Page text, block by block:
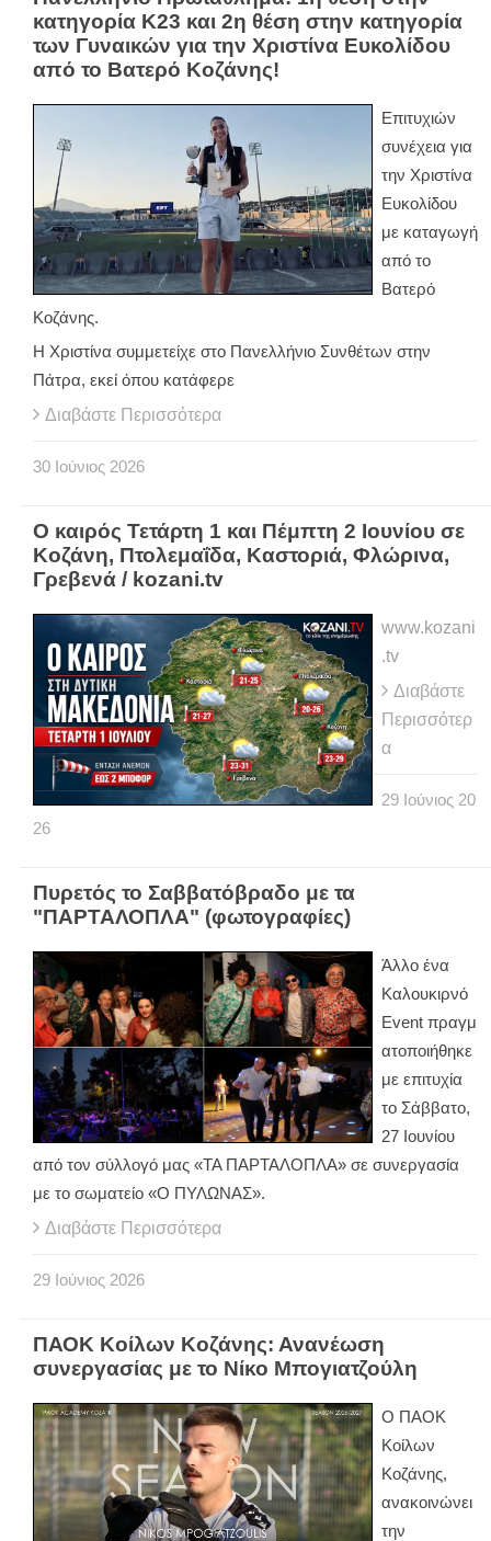
κατηγορία Κ23 και 2η θέση στην κατηγορία
των Γυναικών για την Χριστίνα Ευκολίδου
από το Βατερό Κοζάνης!
Επιτυχιών
συνέχεια για
την Χριστίνα
Ευκολίδου
με καταγωγή
από το
Βατερό
Κοζάνης.
Η Χριστίνα συμμετείχε στο Πανελλήνιο Συνθέτων στην
Πάτρα, εκεί όπου κατάφερε
Διαβάστε Περισσότερα
30 Ιούνιος 2026
Ο καιρός Τετάρτη 1 και Πέμπτη 2 Ιουνίου σε
Κοζάνη, Πτολεμαΐδα, Καστοριά, Φλώρινα,
Γρεβενά / kozani.tv
www.kozani
.tv
Διαβάστε
Περισσότερ
α
29 Ιούνιος 20
26
Πυρετός το Σαββατόβραδο με τα
"ΠΑΡΤΑΛΟΠΛΑ" (φωτογραφίες)
Άλλο ένα
Καλουκιρνό
Εvent πραγμ
ατοποιήθηκε
με επιτυχία
το Σάββατο,
27 Ιουνίου
από τον σύλλογό μας «ΤΑ ΠΑΡΤΑΛΟΠΛΑ» σε συνεργασία
με το σωματείο «Ο ΠΥΛΩΝΑΣ».
Διαβάστε Περισσότερα
29 Ιούνιος 2026
ΠΑΟΚ Κοίλων Κοζάνης: Ανανέωση
συνεργασίας με το Νίκο Μπογιατζούλη
Ο ΠΑΟΚ
Κοίλων
Κοζάνης,
ανακοινώνει
την